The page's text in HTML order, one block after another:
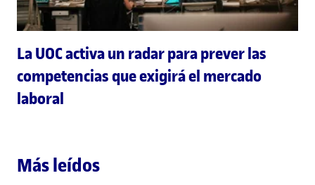
La UOC activa un radar para prever las
competencias que exigirá el mercado
laboral
Más leídos